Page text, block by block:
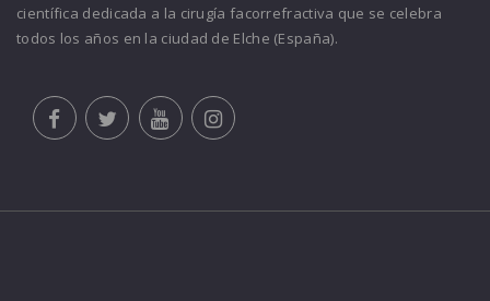
científica dedicada a la cirugía facorrefractiva que se celebra
todos los años en la ciudad de Elche (España).